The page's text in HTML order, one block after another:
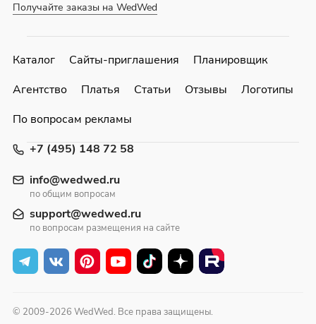
Получайте заказы на WedWed
+7 (495) 148 72 58
info@wedwed.ru
по общим вопросам
support@wedwed.ru
по вопросам размещения на сайте
Каталог Сайты-приглашения
Планировщик
Агентство
Платья Статьи Отзывы
Логотипы
По вопросам рекламы
© 2009-2026 WedWed. Все права защищены.